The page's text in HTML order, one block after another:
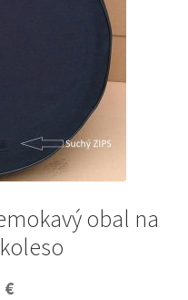
obal na
€